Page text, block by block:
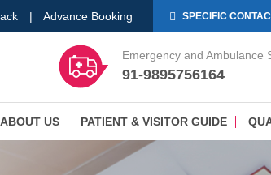
| Advance Booking SPECIFIC
Emergency and Ambulance
91-9895756164
ABOUT US PATIENT & VISITOR GUIDE